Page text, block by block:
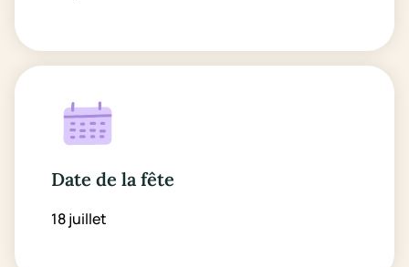
Date de la fête
18 juillet